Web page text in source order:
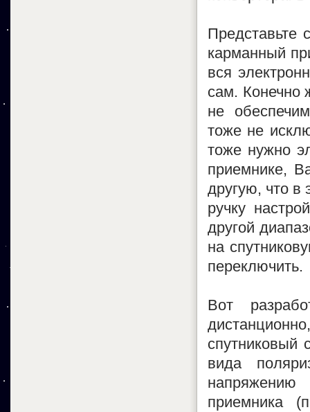
Представьте
карманный
вся
сам. Конечно
не
тоже не
тоже нужно
приемнике,
другую, что в
ручку
другой
на
переключить.
Вот
спутниковый
вида
приемника